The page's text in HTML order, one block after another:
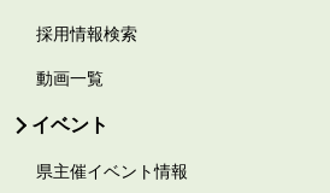
採用情報検索
動画一覧
イベント
県主催イベント情報